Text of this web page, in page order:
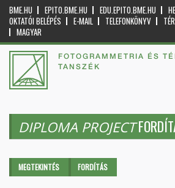
BME.HU EPITO.BME.HU EDU.EPITO.BME.HU
OKTATÓI BELÉPÉS
E-MAIL TELEFONKÖNYV
MAGYAR
FOTOGRAMMETRIA ÉS
TANSZÉK
DIPLOMA PROJECT
Elsődleges fülek
MEGTEKINTÉS FORDÍTÁS